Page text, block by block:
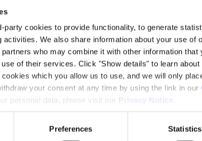
party cookies to provide functionality, to generate
activities. We also share information about your use of
who may combine it with other information
of their services. Click "Show details" to learn
which you allow us to use, and we will only
your consent at any time by using the link in our
personal data, please visit our Privacy Notice
Preferences Statistics